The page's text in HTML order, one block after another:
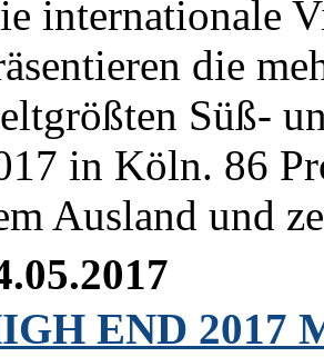
internationale
die
Süß-
in Köln. 86
Ausland und
END 2017